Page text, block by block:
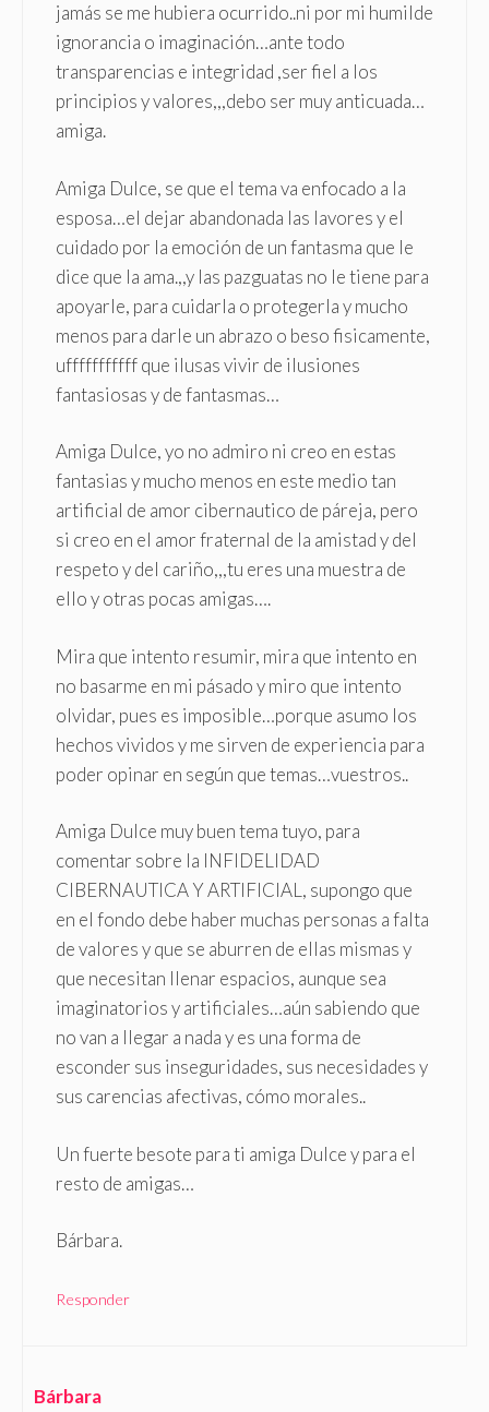
jamás se me hubiera ocurrido..ni por mi humilde
ignorancia o imaginación…ante todo
transparencias e integridad ,ser fiel a los
principios y valores,,,debo ser muy anticuada…
amiga.
Amiga Dulce, se que el tema va enfocado a la
esposa…el dejar abandonada las lavores y el
cuidado por la emoción de un fantasma que le
dice que la ama.,,y las pazguatas no le tiene para
apoyarle, para cuidarla o protegerla y mucho
menos para darle un abrazo o beso fisicamente,
ufffffffffff que ilusas vivir de ilusiones
fantasiosas y de fantasmas…
Amiga Dulce, yo no admiro ni creo en estas
fantasias y mucho menos en este medio tan
artificial de amor cibernautico de páreja, pero
si creo en el amor fraternal de la amistad y del
respeto y del cariño,,,tu eres una muestra de
ello y otras pocas amigas….
Mira que intento resumir, mira que intento en
no basarme en mi pásado y miro que intento
olvidar, pues es imposible…porque asumo los
hechos vividos y me sirven de experiencia para
poder opinar en según que temas…vuestros..
Amiga Dulce muy buen tema tuyo, para
comentar sobre la INFIDELIDAD
CIBERNAUTICA Y ARTIFICIAL, supongo que
en el fondo debe haber muchas personas a falta
de valores y que se aburren de ellas mismas y
que necesitan llenar espacios, aunque sea
imaginatorios y artificiales…aún sabiendo que
no van a llegar a nada y es una forma de
esconder sus inseguridades, sus necesidades y
sus carencias afectivas, cómo morales..
Un fuerte besote para ti amiga Dulce y para el
resto de amigas…
Bárbara.
Responder
Bárbara